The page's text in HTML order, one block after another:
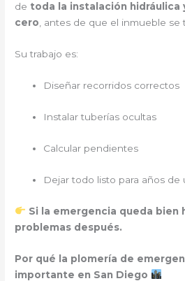
de toda la instalación hidráulica
cero, antes de que el inmueble se
Su trabajo es:
Diseñar recorridos correctos
Instalar tuberías ocultas
Calcular pendientes
Dejar todo listo para años de
Si la emergencia queda bien
problemas después.
Por qué la plomería de
importante en San Diego